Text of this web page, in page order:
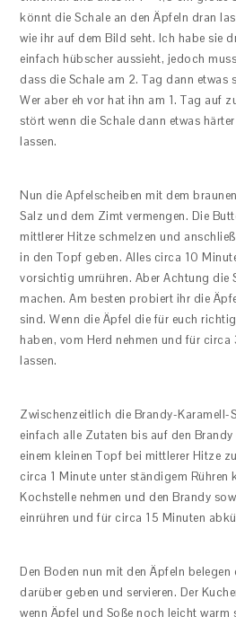
könnt die Schale an den Äpfeln dran
wie ihr auf dem Bild seht. Ich habe sie
einfach hübscher aussieht, jedoch
dass die Schale am 2. Tag dann etwas
Wer aber eh vor hat ihn am 1. Tag auf
stört wenn die Schale dann etwas
lassen.
Nun die Apfelscheiben mit dem
Salz und dem Zimt vermengen. Die
mittlerer Hitze schmelzen und
in den Topf geben. Alles circa 10
vorsichtig umrühren. Aber Achtung die
machen. Am besten probiert ihr die
sind. Wenn die Äpfel die für euch
haben, vom Herd nehmen und für
lassen.
Zwischenzeitlich die Brandy-Karamell-
einfach alle Zutaten bis auf den
einem kleinen Topf bei mittlerer Hitze
circa 1 Minute unter ständigem Rühren
Kochstelle nehmen und den Brandy
einrühren und für circa 15 Minuten
Den Boden nun mit den Äpfeln
darüber geben und servieren. Der
wenn Äpfel und Soße noch leicht warm